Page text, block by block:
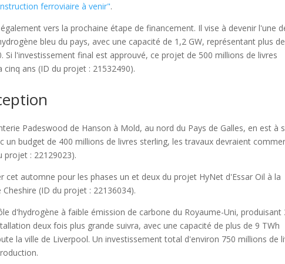
ferroviaire à venir".
vers la prochaine étape de financement. Il vise à devenir l'une
bleu du pays, avec une capacité de 1,2 GW, représentant plus
l'investissement final est approuvé, ce projet de 500 millions de livres
ans (ID du projet : 21532490).
Padeswood de Hanson à Mold, au nord du Pays de Galles, en est à
un budget de 400 millions de livres sterling, les travaux devraient
projet : 22129023).
cet automne pour les phases un et deux du projet HyNet d'Essar Oil à la
(ID du projet : 22136034).
d'hydrogène à faible émission de carbone du Royaume-Uni, produisant
deux fois plus grande suivra, avec une capacité de plus de 9 TWh
la ville de Liverpool. Un investissement total d'environ 750 millions de